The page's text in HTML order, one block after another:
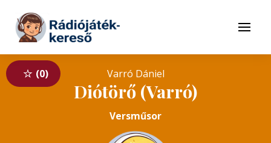
Tovább a tartalomhoz
Menü
0 Varró Dániel
Diótörő (Varró)
Versműsor